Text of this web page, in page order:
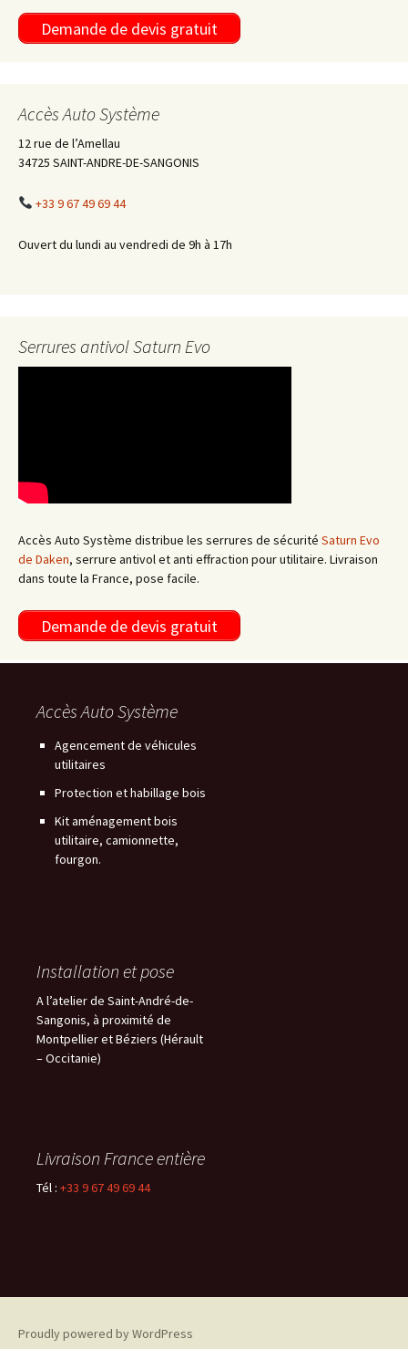
Demande de devis gratuit
Accès Auto Système
12 rue de l’Amellau
34725 SAINT-ANDRE-DE-SANGONIS
+33 9 67 49 69 44
Ouvert du lundi au vendredi de 9h à 17h
Serrures antivol Saturn Evo
Accès Auto Système distribue les serrures de sécurité Saturn Evo
de Daken, serrure antivol et anti effraction pour utilitaire. Livraison
dans toute la France, pose facile.
Demande de devis gratuit
Accès Auto Système
Agencement de véhicules
utilitaires
Protection et habillage bois
Kit aménagement bois
utilitaire, camionnette,
fourgon.
Installation et pose
A l’atelier de Saint-André-de-
Sangonis, à proximité de
Montpellier et Béziers (Hérault
– Occitanie)
Livraison France entière
Tél : +33 9 67 49 69 44
Proudly powered by WordPress